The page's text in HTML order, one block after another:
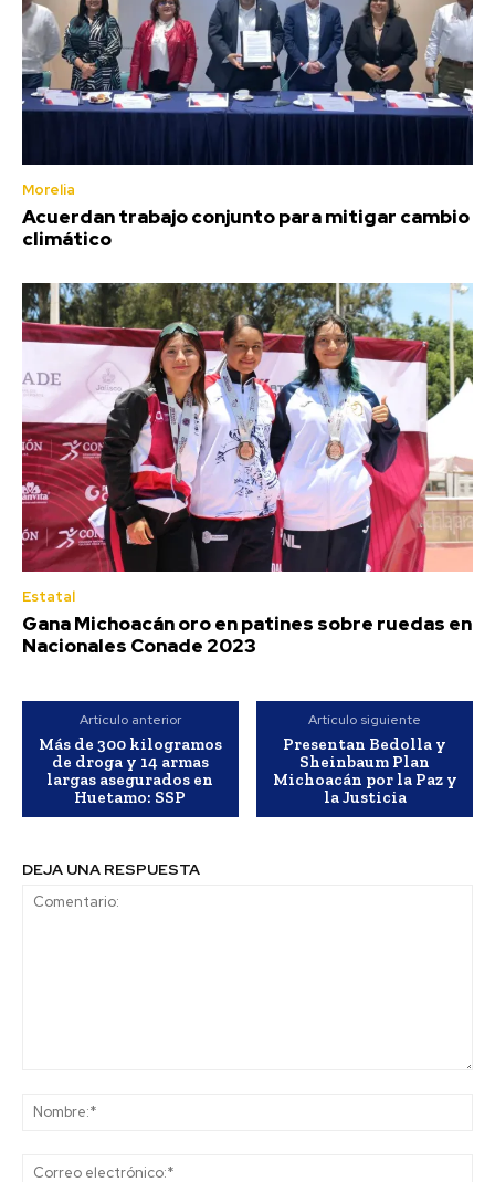
Morelia
Acuerdan trabajo conjunto para mitigar cambio
climático
Estatal
Gana Michoacán oro en patines sobre ruedas en
Nacionales Conade 2023
Artículo anterior
Más de 300 kilogramos
de droga y 14 armas
largas asegurados en
Huetamo: SSP
Artículo siguiente
Presentan Bedolla y
Sheinbaum Plan
Michoacán por la Paz y
la Justicia
DEJA UNA RESPUESTA